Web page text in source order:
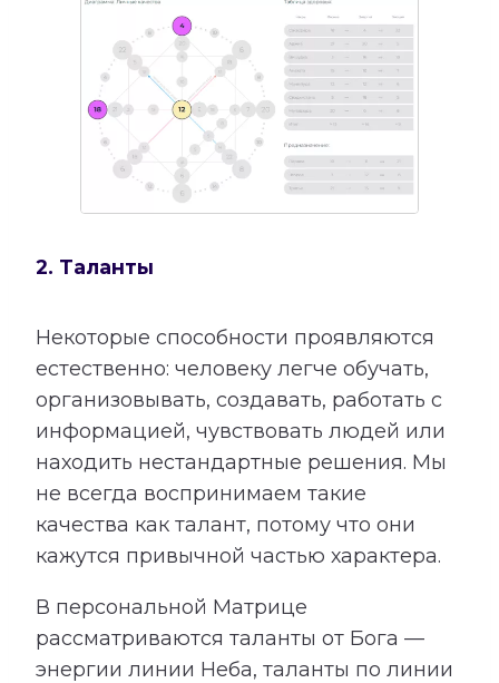
2. Таланты
Некоторые способности проявляются
естественно: человеку легче обучать,
организовывать, создавать, работать с
информацией, чувствовать людей или
находить нестандартные решения. Мы
не всегда воспринимаем такие
качества как талант, потому что они
кажутся привычной частью характера.
В персональной Матрице
рассматриваются таланты от Бога —
энергии линии Неба, таланты по линии